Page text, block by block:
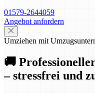
01579-2644059
Angebot anfordern
Umziehen mit
🚚
– stressfrei und